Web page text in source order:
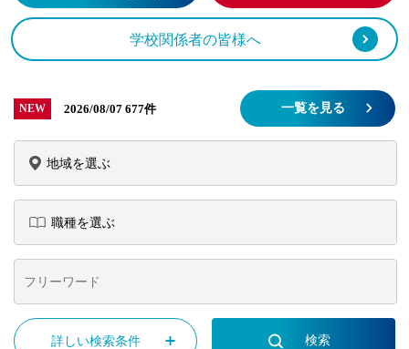
学校関係者の皆様へ
NEW 2026/08/07 677件 一覧を見る
詳しい検索条件